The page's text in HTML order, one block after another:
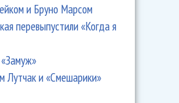
и Бруно Марсом
перевыпустили «Когда я
Лутчак и «Смешарики»